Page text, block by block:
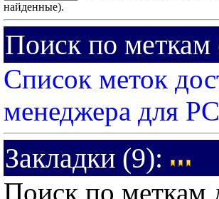
найденные).
Поиск по меткам
Список меток
менеджера для
Закладки (9):
Поиск по меткам